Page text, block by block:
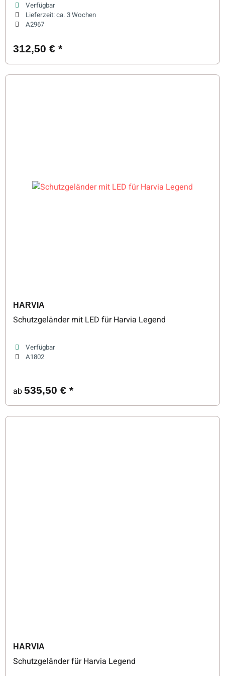
Verfügbar
Lieferzeit:ca. 3 Wochen
A2967
312,50 € *
HARVIA
Schutzgeländer mit LED für Harvia Legend
Verfügbar
A1802
ab535,50 € *
HARVIA
Schutzgeländer für Harvia Legend